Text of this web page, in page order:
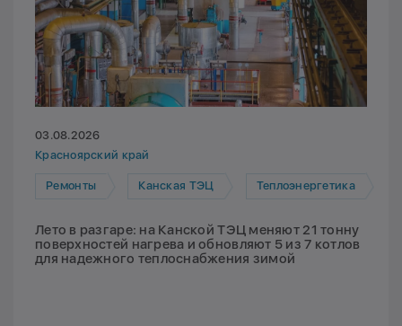
03.08.2026
Красноярский край
Ремонты Канская ТЭЦ Теплоэнергетика
Лето в разгаре: на Канской ТЭЦ меняют 21 тонну
поверхностей нагрева и обновляют 5 из 7 котлов
для надежного теплоснабжения зимой